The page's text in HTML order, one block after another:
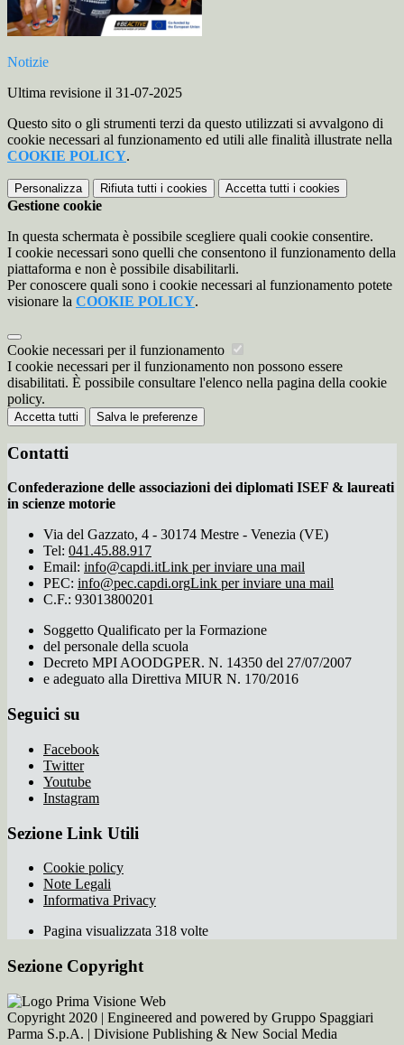
Notizie
Ultima revisione il 31-07-2025
Questo sito o gli strumenti terzi da questo utilizzati si avvalgono di
cookie necessari al funzionamento ed utili alle finalità illustrate nella
COOKIE POLICY.
Personalizza Rifiuta tutti i cookies Accetta tutti i cookies
Gestione cookie
In questa schermata è possibile scegliere quali cookie consentire.
I cookie necessari sono quelli che consentono il funzionamento della
piattaforma e non è possibile disabilitarli.
Per conoscere quali sono i cookie necessari al funzionamento potete
visionare la COOKIE POLICY.
Cookie necessari per il funzionamento
I cookie necessari per il funzionamento non possono essere
disabilitati. È possibile consultare l'elenco nella pagina della cookie
policy.
Accetta tutti Salva le preferenze
Contatti
Confederazione delle associazioni dei diplomati ISEF & laureati
in scienze motorie
Via del Gazzato, 4 - 30174 Mestre - Venezia (VE)
Tel: 041.45.88.917
Email: info@capdi.itLink per inviare una mail
PEC: info@pec.capdi.orgLink per inviare una mail
C.F.: 93013800201
Soggetto Qualificato per la Formazione
del personale della scuola
Decreto MPI AOODGPER. N. 14350 del 27/07/2007
e adeguato alla Direttiva MIUR N. 170/2016
Seguici su
Facebook
Twitter
Youtube
Instagram
Sezione Link Utili
Cookie policy
Note Legali
Informativa Privacy
Pagina visualizzata 318 volte
Sezione Copyright
Copyright 2020 | Engineered and powered by Gruppo Spaggiari
Parma S.p.A. | Divisione Publishing & New Social Media